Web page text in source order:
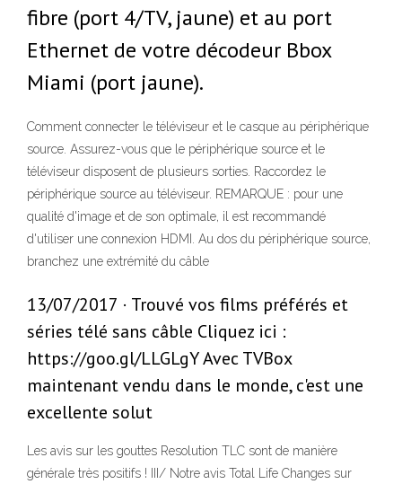
fibre (port 4/TV, jaune) et au port
Ethernet de votre décodeur Bbox
Miami (port jaune).
Comment connecter le téléviseur et le casque au périphérique
source. Assurez-vous que le périphérique source et le
téléviseur disposent de plusieurs sorties. Raccordez le
périphérique source au téléviseur. REMARQUE : pour une
qualité d'image et de son optimale, il est recommandé
d'utiliser une connexion HDMI. Au dos du périphérique source,
branchez une extrémité du câble
13/07/2017 · Trouvé vos films préférés et
séries télé sans câble Cliquez ici :
https://goo.gl/LLGLgY Avec TVBox
maintenant vendu dans le monde, c'est une
excellente solut
Les avis sur les gouttes Resolution TLC sont de manière
générale très positifs ! III/ Notre avis Total Life Changes sur